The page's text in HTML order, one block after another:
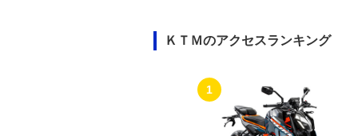
ＫＴＭのアクセスランキング
1